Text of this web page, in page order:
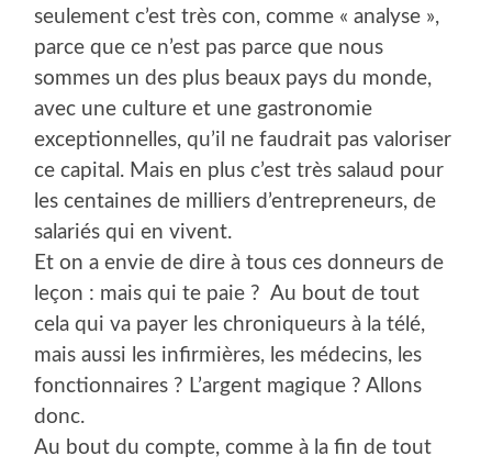
seulement c’est très con, comme « analyse »,
parce que ce n’est pas parce que nous
sommes un des plus beaux pays du monde,
avec une culture et une gastronomie
exceptionnelles, qu’il ne faudrait pas valoriser
ce capital. Mais en plus c’est très salaud pour
les centaines de milliers d’entrepreneurs, de
salariés qui en vivent.
Et on a envie de dire à tous ces donneurs de
leçon : mais qui te paie ? Au bout de tout
cela qui va payer les chroniqueurs à la télé,
mais aussi les infirmières, les médecins, les
fonctionnaires ? L’argent magique ? Allons
donc.
Au bout du compte, comme à la fin de tout